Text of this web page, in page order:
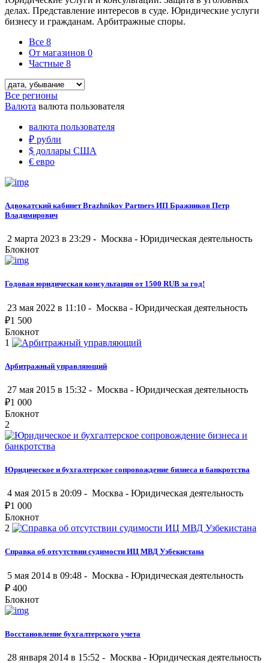
делах. Представление интересов в суде. Юридические услуги
бизнесу и гражданам. Арбитражные споры.
Все 8
От магазинов 0
Частные 8
Все регионы
Валюта валюта пользователя
валюта пользователя
₽ рубли
$ доллары США
€ евро
Адвокатский кабинет Brazhnikov Partners ИП Бражников Петр
Владимирович
2 марта 2023 в 23:29 - Москва - Юридическая деятельность
Блокнот
Годовая юридическая консультация от 1500 RUB за год!
23 мая 2022 в 11:10 - Москва - Юридическая деятельность
₽1 500
Блокнот
1
Арбитражный управляющий
27 мая 2015 в 15:32 - Москва - Юридическая деятельность
₽1 000
Блокнот
2
Юридическое и бухгалтерское сопровождение бизнеса и банкротства
4 мая 2015 в 20:09 - Москва - Юридическая деятельность
₽1 000
Блокнот
2
Справка об отсутствии судимости ИЦ МВД Узбекистана
5 мая 2014 в 09:48 - Москва - Юридическая деятельность
₽ 400
Блокнот
Восстановление бухгалтерского учета
28 января 2014 в 15:52 - Москва - Юридическая деятельность